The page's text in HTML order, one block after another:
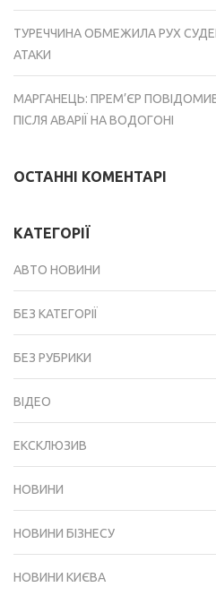
ТУРЕЧЧИНА ОБМЕЖИЛА РУХ
АТАКИ
МАРГАНЕЦЬ: ПРЕМ’ЄР
ПІСЛЯ АВАРІЇ НА ВОДОГОНІ
ОСТАННІ КОМЕНТАРІ
КАТЕГОРІЇ
АВТО НОВИНИ
БЕЗ КАТЕГОРІЇ
БЕЗ РУБРИКИ
ВІДЕО
ЕКСКЛЮЗИВ
НОВИНИ
НОВИНИ БІЗНЕСУ
НОВИНИ КИЄВА